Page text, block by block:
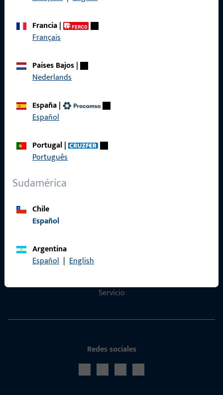
Francia|
Français
Países Bajos|
Nederlands
España|
Español
Portugal|
Português
Sudamérica
Chile
Español
Argentina
Español | English
Acceso rápido
Sobre nosotros
Referencias
Servicio
Redes sociales